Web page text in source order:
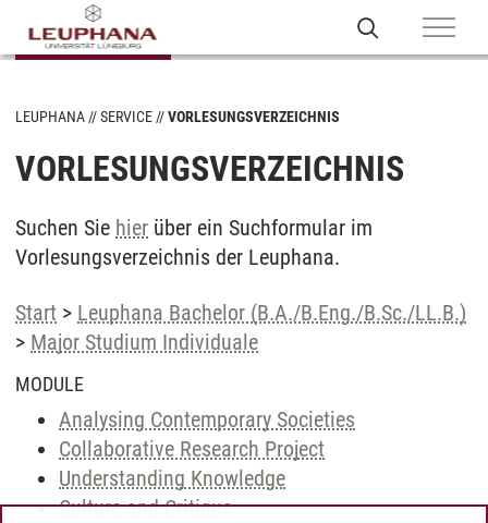
LEUPHANA SERVICE VORLESUNGSVERZEICHNIS
VORLESUNGSVERZEICHNIS
Suchen Sie hier über ein Suchformular im
Vorlesungsverzeichnis der Leuphana.
Start > Leuphana Bachelor (B.A./B.Eng./B.Sc./LL.B.)
> Major Studium Individuale
MODULE
Analysing Contemporary Societies
Collaborative Research Project
Understanding Knowledge
Culture and Critique